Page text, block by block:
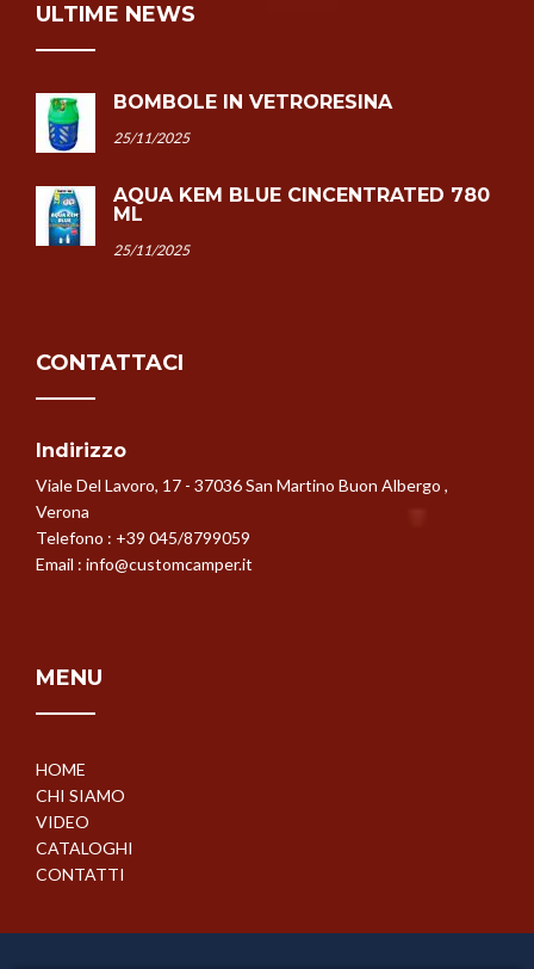
ULTIME NEWS
BOMBOLE IN VETRORESINA
25/11/2025
AQUA KEM BLUE CINCENTRATED 780
ML
25/11/2025
CONTATTACI
Indirizzo
Viale Del Lavoro, 17 - 37036 San Martino Buon Albergo ,
Verona
Telefono : +39 045/8799059
Email : info@customcamper.it
MENU
HOME
CHI SIAMO
VIDEO
CATALOGHI
CONTATTI